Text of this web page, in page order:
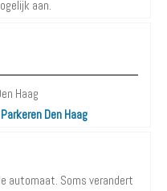
aan.
Haag
Parkeren Den Haag
automaat. Soms verandert